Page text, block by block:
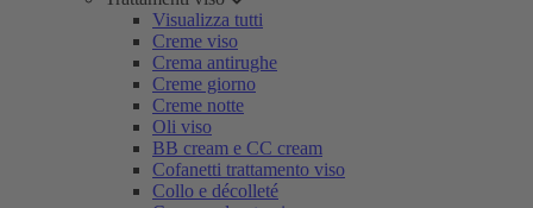
Visualizza tutti
Creme viso
Crema antirughe
Creme giorno
Creme notte
Oli viso
BB cream e CC cream
Cofanetti trattamento viso
Collo e décolleté